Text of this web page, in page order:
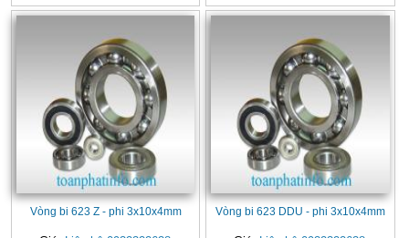
Vòng bi 623 Z - phi 3x10x4mm Vòng bi 623 DDU - phi 3x10x4mm